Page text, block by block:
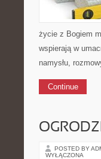
życie z Bogiem
wspierają w
namysłu,
Continue
POSTED BY
WYŁĄCZONA